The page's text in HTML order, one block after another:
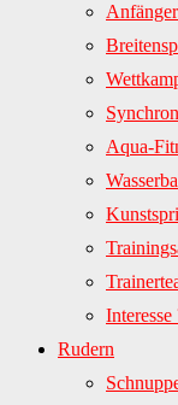
Aqua-
Interesse
Rudern